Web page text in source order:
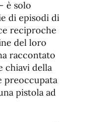
è solo
di episodi di
reciproche
del loro
raccontato
chiavi della
preoccupata
pistola ad